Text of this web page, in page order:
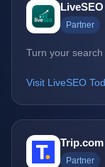
LiveSEO
Partner
Turn your
Visit LiveSEO
Trip.com
Partner